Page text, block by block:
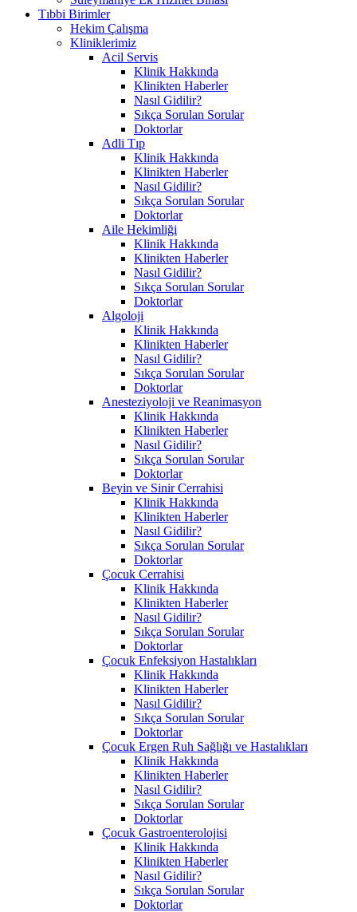
Tıbbi Birimler
Hekim Çalışma
Kliniklerimiz
Acil Servis
Klinik Hakkında
Klinikten Haberler
Nasıl Gidilir?
Sıkça Sorulan Sorular
Doktorlar
Adli Tıp
Klinik Hakkında
Klinikten Haberler
Nasıl Gidilir?
Sıkça Sorulan Sorular
Doktorlar
Aile Hekimliği
Klinik Hakkında
Klinikten Haberler
Nasıl Gidilir?
Sıkça Sorulan Sorular
Doktorlar
Algoloji
Klinik Hakkında
Klinikten Haberler
Nasıl Gidilir?
Sıkça Sorulan Sorular
Doktorlar
Anesteziyoloji ve Reanimasyon
Klinik Hakkında
Klinikten Haberler
Nasıl Gidilir?
Sıkça Sorulan Sorular
Doktorlar
Beyin ve Sinir Cerrahisi
Klinik Hakkında
Klinikten Haberler
Nasıl Gidilir?
Sıkça Sorulan Sorular
Doktorlar
Çocuk Cerrahisi
Klinik Hakkında
Klinikten Haberler
Nasıl Gidilir?
Sıkça Sorulan Sorular
Doktorlar
Çocuk Enfeksiyon Hastalıkları
Klinik Hakkında
Klinikten Haberler
Nasıl Gidilir?
Sıkça Sorulan Sorular
Doktorlar
Çocuk Ergen Ruh Sağlığı ve Hastalıkları
Klinik Hakkında
Klinikten Haberler
Nasıl Gidilir?
Sıkça Sorulan Sorular
Doktorlar
Çocuk Gastroenterolojisi
Klinik Hakkında
Klinikten Haberler
Nasıl Gidilir?
Sıkça Sorulan Sorular
Doktorlar